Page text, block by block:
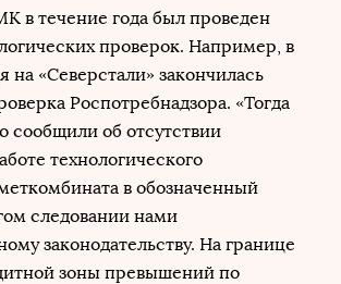
в течение года был проведен
проверок. Например, в
на «Северстали» закончилась
Роспотребнадзора. «Тогда
сообщили об отсутствии
технологического
в обозначенный
следовании нами
законодательству. На границе
зоны превышений по